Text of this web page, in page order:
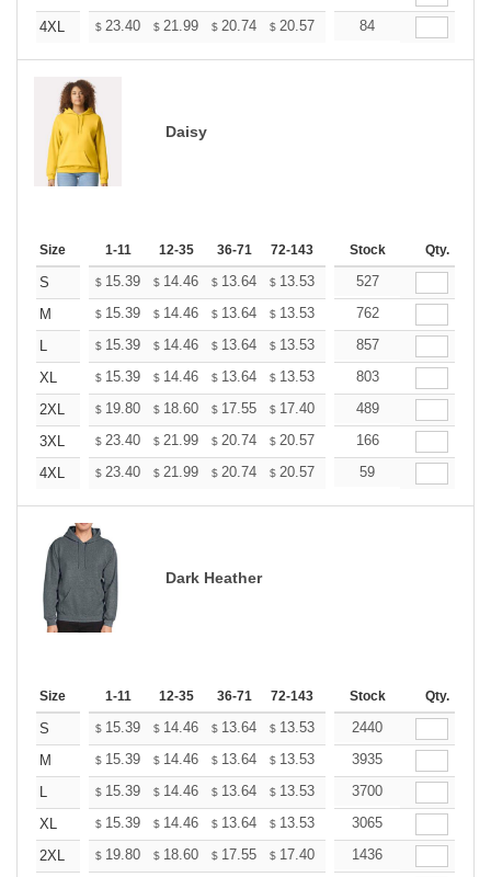
4XL
$ 23.40 $ 21.99 $ 20.74 $ 20.57 20.21
84
Daisy
Size 1-11 12-35 36-71 72-143 144-287 288 + More
Stock Qty.
S $ 15.39 $ 14.46 $ 13.64 $ 13.53 13.29
527
M
$ 15.39 $ 14.46 $ 13.64 $ 13.53 13.29
762
L
$ 15.39 $ 14.46 $ 13.64 $ 13.53 13.29
857
XL
$ 15.39 $ 14.46 $ 13.64 $ 13.53 13.29
803
2XL
$ 19.80 $ 18.60 $ 17.55 $ 17.40 17.10
489
3XL
$ 23.40 $ 21.99 $ 20.74 $ 20.57 20.21
166
4XL
$ 23.40 $ 21.99 $ 20.74 $ 20.57 20.21
59
Dark Heather
Size 1-11 12-35 36-71 72-143 144-287 288 + More
Stock Qty.
S $ 15.39 $ 14.46 $ 13.64 $ 13.53 13.29
2440
M
$ 15.39 $ 14.46 $ 13.64 $ 13.53 13.29
3935
L
$ 15.39 $ 14.46 $ 13.64 $ 13.53 13.29
3700
XL
$ 15.39 $ 14.46 $ 13.64 $ 13.53 13.29
3065
2XL
$ 19.80 $ 18.60 $ 17.55 $ 17.40 17.10
1436